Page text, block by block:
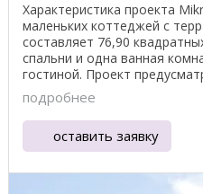
Характеристика проекта
маленьких коттеджей с
составляет 76,90
спальни и одна ванная
гостиной. Проект
подробнее
оставить заявку